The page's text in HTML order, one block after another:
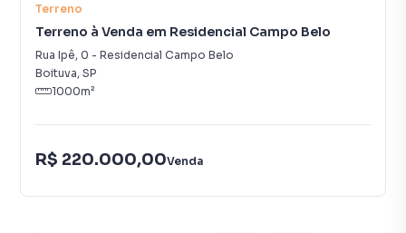
Terreno
Terreno à Venda em Residencial Campo Belo
Rua Ipê, 0 - Residencial Campo Belo
Boituva, SP
1000m²
R$ 220.000,00Venda